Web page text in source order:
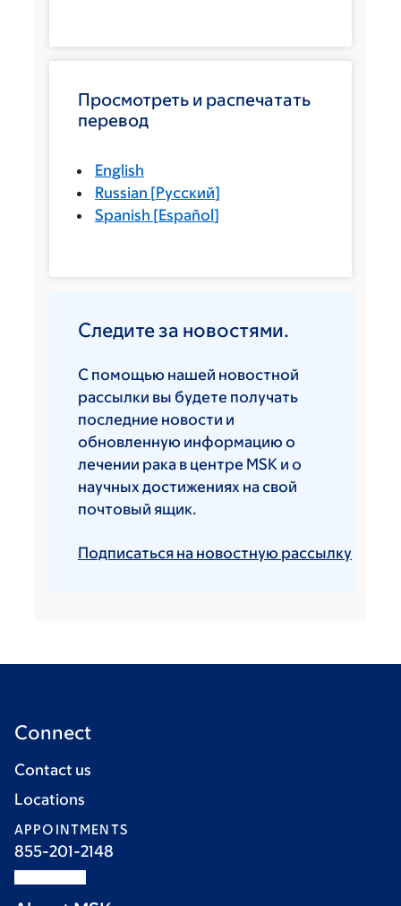
Просмотреть и распечатать
перевод
English
Russian [Русский]
Spanish [Español]
Следите за новостями.
С помощью нашей новостной
рассылки вы будете получать
последние новости и
обновленную информацию о
лечении рака в центре MSK и о
научных достижениях на свой
почтовый ящик.
Подписаться на новостную рассылку
Connect
Contact us
Locations
APPOINTMENTS
855-201-2148